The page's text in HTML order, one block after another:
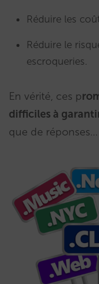
Réduire les
Réduire le
escroqueries.
En vérité, ces p
difficiles à
que de réponses…